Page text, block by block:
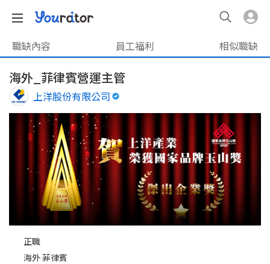
職缺內容 員工福利 相似職缺
海外_菲律賓營運主管
上洋股份有限公司
正職
海外 菲律賓